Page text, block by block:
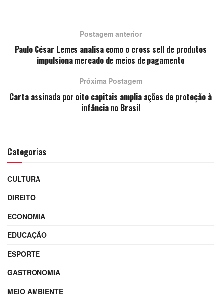
Postagem anterior
Paulo César Lemes analisa como o cross sell de produtos
impulsiona mercado de meios de pagamento
Próxima Postagem
Carta assinada por oito capitais amplia ações de proteção à
infância no Brasil
Categorias
CULTURA
DIREITO
ECONOMIA
EDUCAÇÃO
ESPORTE
GASTRONOMIA
MEIO AMBIENTE